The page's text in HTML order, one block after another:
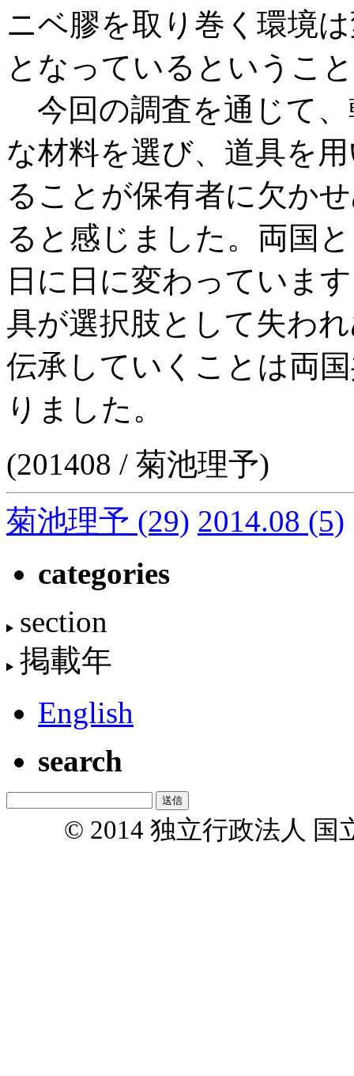
ニベ膠を取り巻く環境
となっているというこ
今回の調査を通じて
な材料を選び、道具を
ることが保有者に欠か
ると感じました。両国
日に日に変わっていま
具が選択肢として失わ
伝承していくことは両
りました。
(201408 / 菊池理予)
菊池理予 (29) 2014.08 (5)
categories
section
掲載年
English
search
© 2014 独立行政法人 国